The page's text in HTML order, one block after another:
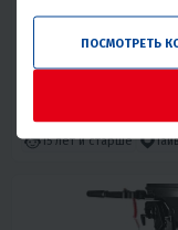
150 18
Задний
Воздушно-
15 лет и старше
ПОСМОТРЕТЬ